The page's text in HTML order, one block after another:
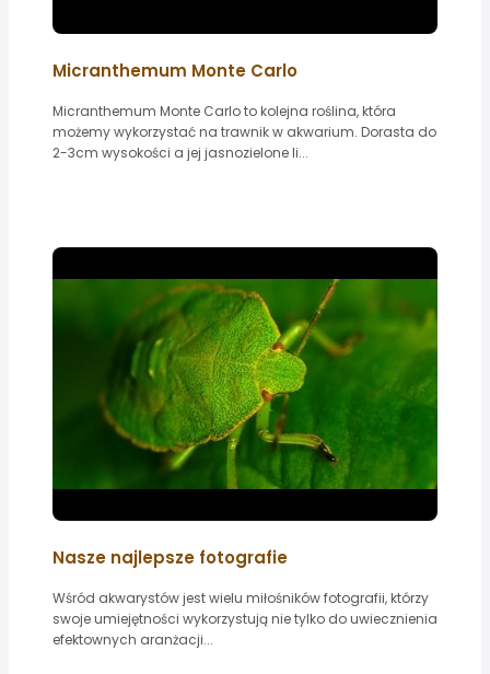
Micranthemum Monte Carlo
Micranthemum Monte Carlo to kolejna roślina, która
możemy wykorzystać na trawnik w akwarium. Dorasta do
2-3cm wysokości a jej jasnozielone li...
Nasze najlepsze fotografie
Wśród akwarystów jest wielu miłośników fotografii, którzy
swoje umiejętności wykorzystują nie tylko do uwiecznienia
efektownych aranżacji...